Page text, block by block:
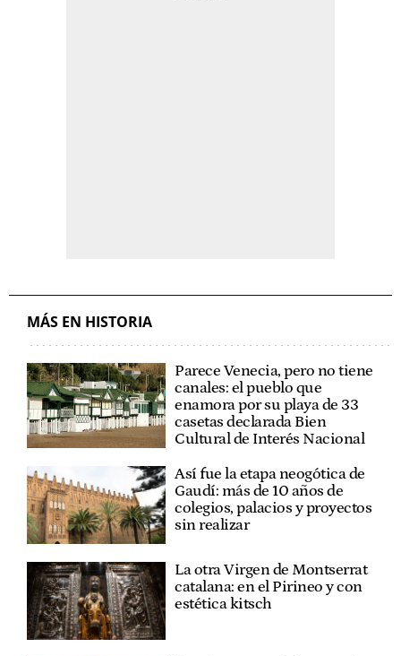
MÁS EN HISTORIA
Parece Venecia, pero no tiene
canales: el pueblo que
enamora por su playa de 33
casetas declarada Bien
Cultural de Interés Nacional
Así fue la etapa neogótica de
Gaudí: más de 10 años de
colegios, palacios y proyectos
sin realizar
La otra Virgen de Montserrat
catalana: en el Pirineo y con
estética kitsch